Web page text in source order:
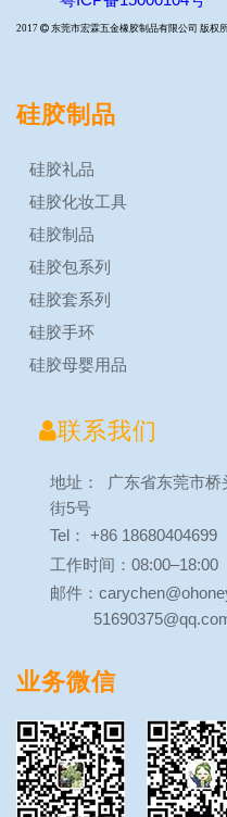
2017  东莞市宏霖五金橡胶制品有限公司 版权
硅胶制品
硅胶礼品
硅胶化妆工具
硅胶制品
硅胶包系列
硅胶套系列
硅胶手环
硅胶母婴用品
联系我们
地址： 广东省东莞市桥
街5号
Tel： +86 18680404699
工作时间：08:00–18:00
邮件：
业务微信